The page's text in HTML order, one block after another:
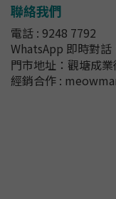
聯絡我們
電話 : 9248 7792
WhatsApp 即時對話
門市地址： 觀塘成
經銷合作 :